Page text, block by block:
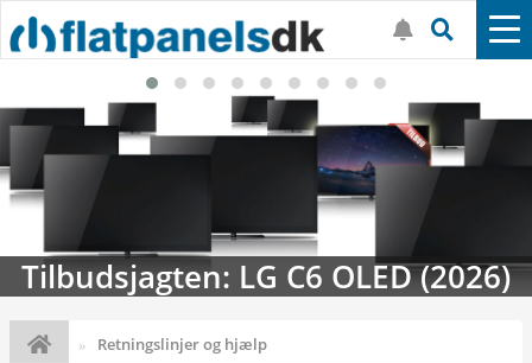
Tilbudsjagten: LG C6 OLED (2026)
Retningslinjer og hjælp